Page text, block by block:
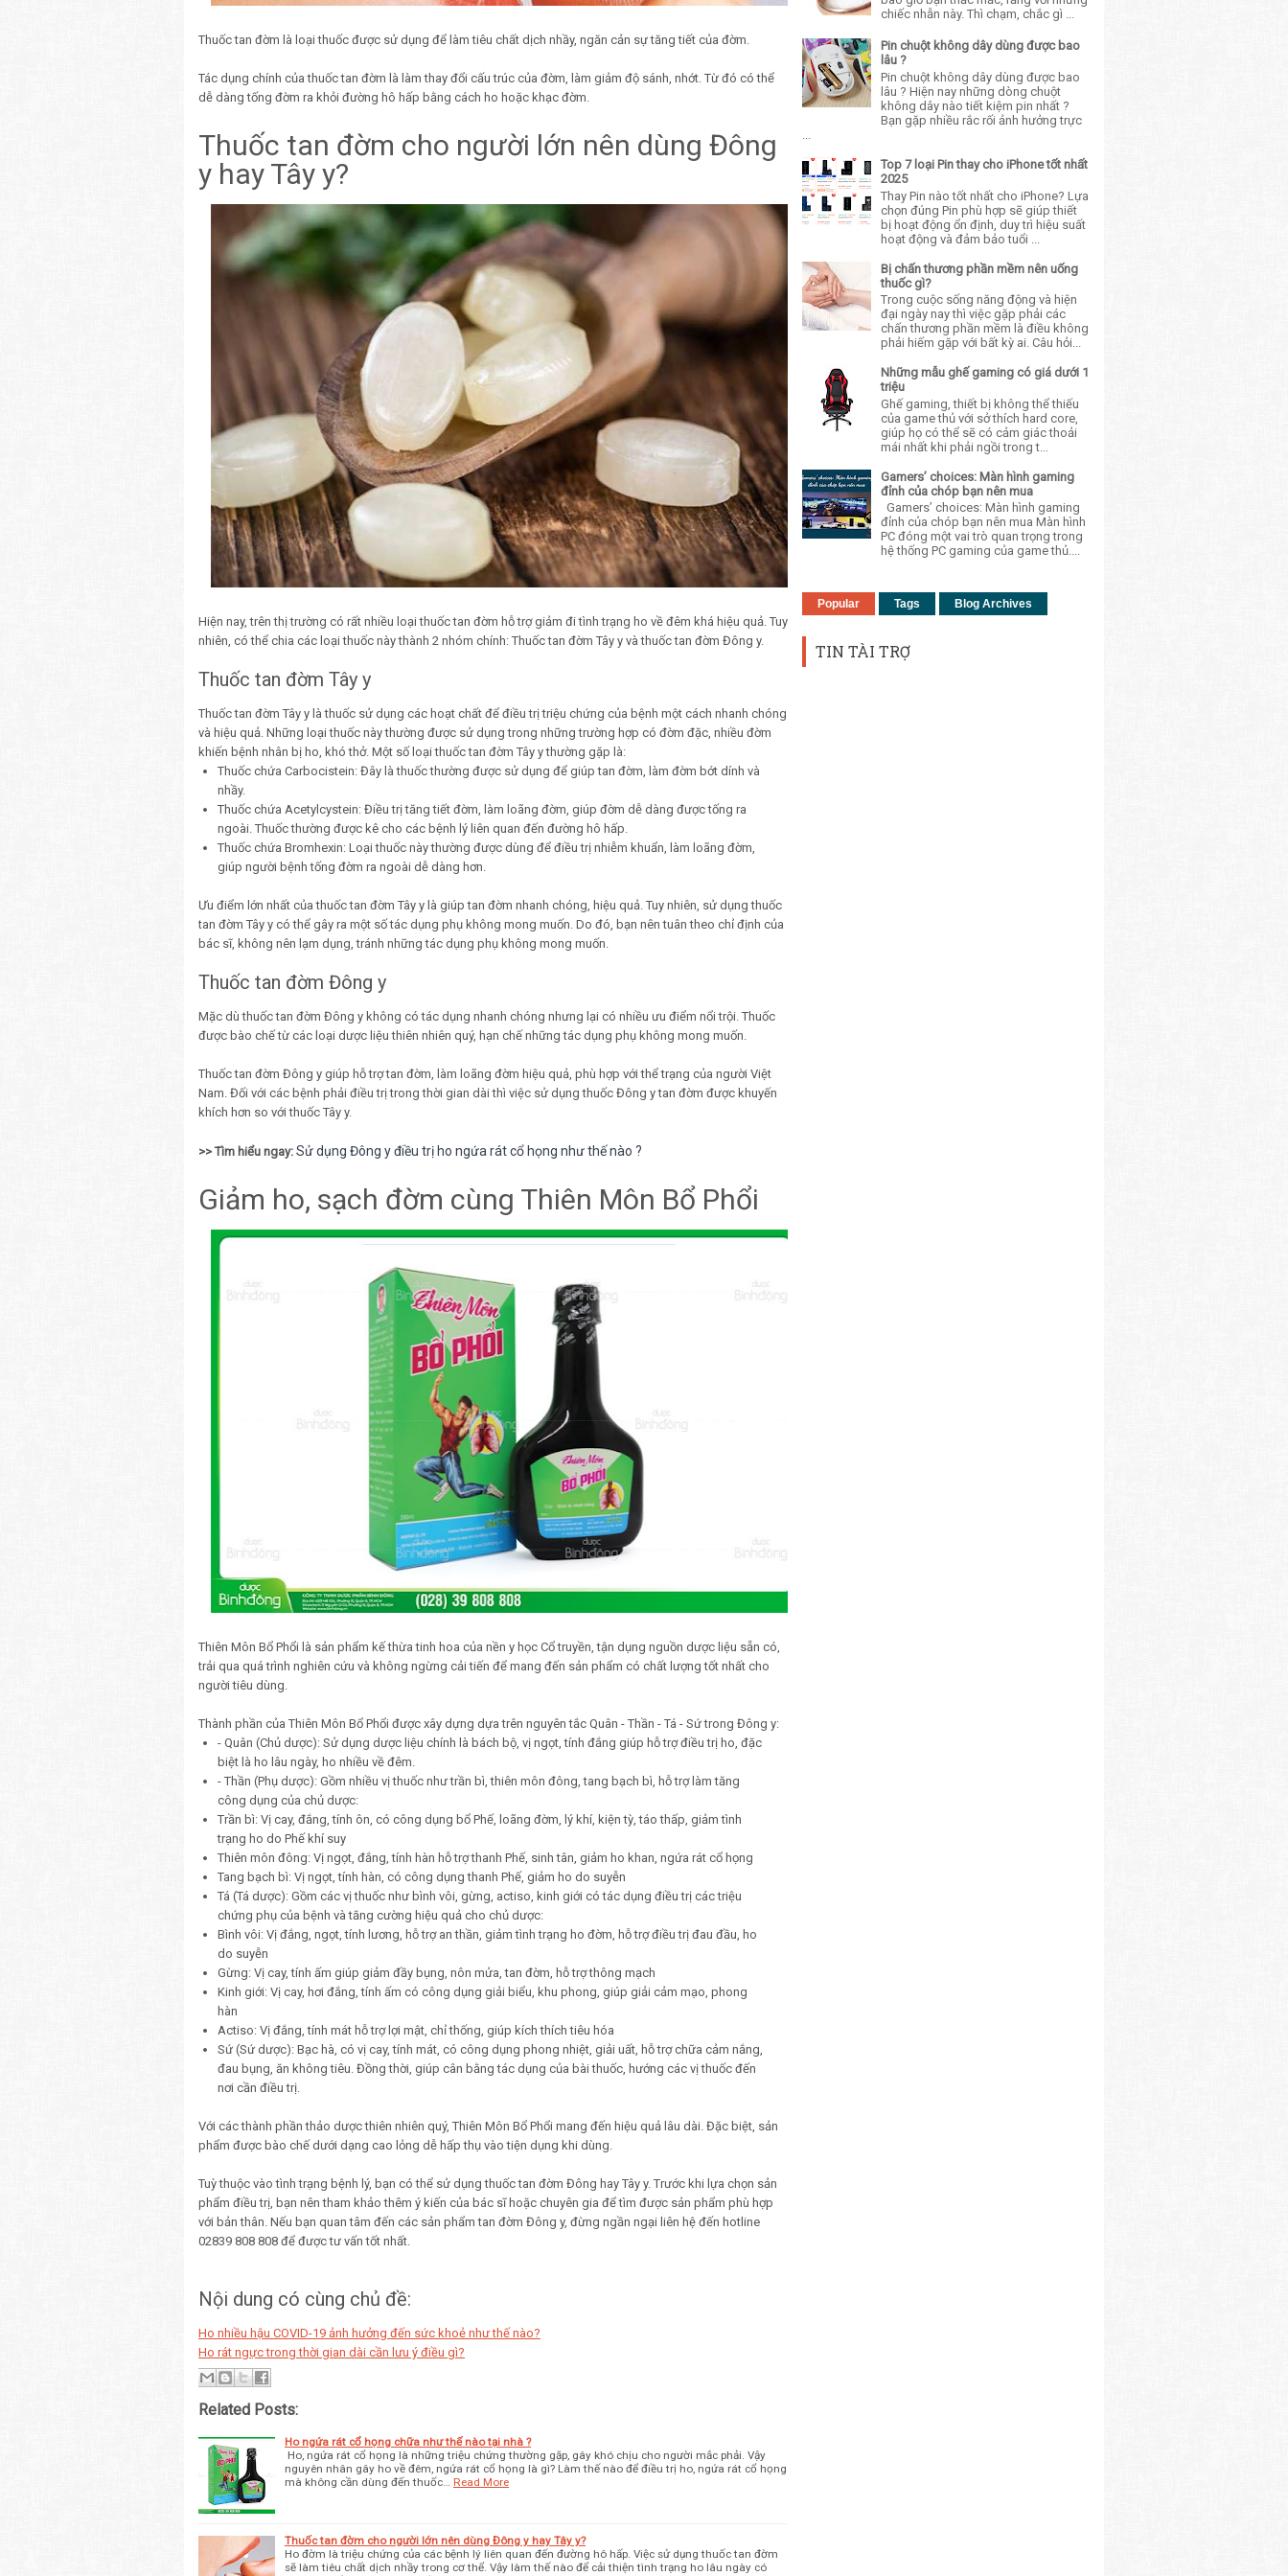
Thuốc tan đờm là loại thuốc được sử dụng để làm tiêu chất dịch nhầy, ngăn cản sự tăng tiết của đờm.
Tác dụng chính của thuốc tan đờm là làm thay đổi cấu trúc của đờm, làm giảm độ sánh, nhớt. Từ đó có thể
dễ dàng tống đờm ra khỏi đường hô hấp bằng cách ho hoặc khạc đờm.
Thuốc tan đờm cho người lớn nên dùng Đông
y hay Tây y?
Hiện nay, trên thị trường có rất nhiều loại thuốc tan đờm hỗ trợ giảm đi tình trạng ho về đêm khá hiệu quả. Tuy
nhiên, có thể chia các loại thuốc này thành 2 nhóm chính: Thuốc tan đờm Tây y và thuốc tan đờm Đông y.
Thuốc tan đờm Tây y
Thuốc tan đờm Tây y là thuốc sử dụng các hoạt chất để điều trị triệu chứng của bệnh một cách nhanh chóng
và hiệu quả. Những loại thuốc này thường được sử dụng trong những trường hợp có đờm đặc, nhiều đờm
khiến bệnh nhân bị ho, khó thở. Một số loại thuốc tan đờm Tây y thường gặp là:
Thuốc chứa Carbocistein: Đây là thuốc thường được sử dụng để giúp tan đờm, làm đờm bớt dính và
nhầy.
Thuốc chứa Acetylcystein: Điều trị tăng tiết đờm, làm loãng đờm, giúp đờm dễ dàng được tống ra
ngoài. Thuốc thường được kê cho các bệnh lý liên quan đến đường hô hấp.
Thuốc chứa Bromhexin: Loại thuốc này thường được dùng để điều trị nhiễm khuẩn, làm loãng đờm,
giúp người bệnh tống đờm ra ngoài dễ dàng hơn.
Ưu điểm lớn nhất của thuốc tan đờm Tây y là giúp tan đờm nhanh chóng, hiệu quả. Tuy nhiên, sử dụng thuốc
tan đờm Tây y có thể gây ra một số tác dụng phụ không mong muốn. Do đó, bạn nên tuân theo chỉ định của
bác sĩ, không nên lạm dụng, tránh những tác dụng phụ không mong muốn.
Thuốc tan đờm Đông y
Mặc dù thuốc tan đờm Đông y không có tác dụng nhanh chóng nhưng lại có nhiều ưu điểm nổi trội. Thuốc
được bào chế từ các loại dược liệu thiên nhiên quý, hạn chế những tác dụng phụ không mong muốn.
Thuốc tan đờm Đông y giúp hỗ trợ tan đờm, làm loãng đờm hiệu quả, phù hợp với thể trạng của người Việt
Nam. Đối với các bệnh phải điều trị trong thời gian dài thì việc sử dụng thuốc Đông y tan đờm được khuyến
khích hơn so với thuốc Tây y.
>> Tìm hiểu ngay: Sử dụng Đông y điều trị ho ngứa rát cổ họng như thế nào ?
Giảm ho, sạch đờm cùng Thiên Môn Bổ Phổi
Thiên Môn Bổ Phổi là sản phẩm kế thừa tinh hoa của nền y học Cổ truyền, tận dụng nguồn dược liệu sẵn có,
trải qua quá trình nghiên cứu và không ngừng cải tiến để mang đến sản phẩm có chất lượng tốt nhất cho
người tiêu dùng.
Thành phần của Thiên Môn Bổ Phổi được xây dựng dựa trên nguyên tắc Quân - Thần - Tá - Sứ trong Đông y:
- Quân (Chủ dược): Sử dụng dược liệu chính là bách bộ, vị ngọt, tính đắng giúp hỗ trợ điều trị ho, đặc
biệt là ho lâu ngày, ho nhiều về đêm.
- Thần (Phụ dược): Gồm nhiều vị thuốc như trần bì, thiên môn đông, tang bạch bì, hỗ trợ làm tăng
công dụng của chủ dược:
Trần bì: Vị cay, đắng, tính ôn, có công dụng bổ Phế, loãng đờm, lý khí, kiện tỳ, táo thấp, giảm tình
trạng ho do Phế khí suy
Thiên môn đông: Vị ngọt, đắng, tính hàn hỗ trợ thanh Phế, sinh tân, giảm ho khan, ngứa rát cổ họng
Tang bạch bì: Vị ngọt, tính hàn, có công dụng thanh Phế, giảm ho do suyễn
Tá (Tá dược): Gồm các vị thuốc như bình vôi, gừng, actiso, kinh giới có tác dụng điều trị các triệu
chứng phụ của bệnh và tăng cường hiệu quả cho chủ dược:
Bình vôi: Vị đắng, ngọt, tính lương, hỗ trợ an thần, giảm tình trạng ho đờm, hỗ trợ điều trị đau đầu, ho
do suyễn
Gừng: Vị cay, tính ấm giúp giảm đầy bụng, nôn mửa, tan đờm, hỗ trợ thông mạch
Kinh giới: Vị cay, hơi đắng, tính ấm có công dụng giải biểu, khu phong, giúp giải cảm mạo, phong
hàn
Actiso: Vị đắng, tính mát hỗ trợ lợi mật, chỉ thống, giúp kích thích tiêu hóa
Sứ (Sứ dược): Bạc hà, có vị cay, tính mát, có công dụng phong nhiệt, giải uất, hỗ trợ chữa cảm nắng,
đau bụng, ăn không tiêu. Đồng thời, giúp cân bằng tác dụng của bài thuốc, hướng các vị thuốc đến
nơi cần điều trị.
Với các thành phần thảo dược thiên nhiên quý, Thiên Môn Bổ Phổi mang đến hiệu quả lâu dài. Đặc biệt, sản
phẩm được bào chế dưới dạng cao lỏng dễ hấp thụ vào tiện dụng khi dùng.
Tuỳ thuộc vào tình trạng bệnh lý, bạn có thể sử dụng thuốc tan đờm Đông hay Tây y. Trước khi lựa chọn sản
phẩm điều trị, bạn nên tham khảo thêm ý kiến của bác sĩ hoặc chuyên gia để tìm được sản phẩm phù hợp
với bản thân. Nếu bạn quan tâm đến các sản phẩm tan đờm Đông y, đừng ngần ngại liên hệ đến hotline
02839 808 808 để được tư vấn tốt nhất.
Nội dung có cùng chủ đề:
Ho nhiều hậu COVID-19 ảnh hưởng đến sức khoẻ như thế nào?
Ho rát ngực trong thời gian dài cần lưu ý điều gì?
Related Posts:
Ho ngứa rát cổ họng chữa như thế nào tại nhà ?
Ho, ngứa rát cổ họng là những triệu chứng thường gặp, gây khó chịu cho người mắc phải. Vậy
nguyên nhân gây ho về đêm, ngứa rát cổ họng là gì? Làm thế nào để điều trị ho, ngứa rát cổ họng
mà không cần dùng đến thuốc… Read More
Thuốc tan đờm cho người lớn nên dùng Đông y hay Tây y?
Ho đờm là triệu chứng của các bệnh lý liên quan đến đường hô hấp. Việc sử dụng thuốc tan đờm
sẽ làm tiêu chất dịch nhầy trong cơ thể. Vậy làm thế nào để cải thiện tình trạng ho lâu ngày có
chiếc nhẫn này. Thì chạm, chắc gì ...
Pin chuột không dây dùng được bao
lâu ?
Pin chuột không dây dùng được bao
lâu ? Hiện nay những dòng chuột
không dây nào tiết kiệm pin nhất ?
Bạn gặp nhiều rắc rối ảnh hưởng trực
Top 7 loại Pin thay cho iPhone tốt nhất
2025
Thay Pin nào tốt nhất cho iPhone? Lựa
chọn đúng Pin phù hợp sẽ giúp thiết
bị hoạt động ổn định, duy trì hiệu suất
hoạt động và đảm bảo tuổi ...
Bị chấn thương phần mềm nên uống
thuốc gì?
Trong cuộc sống năng động và hiện
đại ngày nay thì việc gặp phải các
chấn thương phần mềm là điều không
phải hiếm gặp với bất kỳ ai. Câu hỏi...
Những mẫu ghế gaming có giá dưới 1
triệu
Ghế gaming, thiết bị không thể thiếu
của game thủ với sở thích hard core,
giúp họ có thể sẽ có cảm giác thoải
mái nhất khi phải ngồi trong t...
Gamers’ choices: Màn hình gaming
đỉnh của chóp bạn nên mua
Gamers’ choices: Màn hình gaming
đỉnh của chóp bạn nên mua Màn hình
PC đóng một vai trò quan trọng trong
hệ thống PC gaming của game thủ....
Popular Tags Blog Archives
TIN TÀI TRỢ